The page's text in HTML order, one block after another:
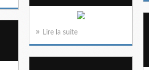
Lire la suite